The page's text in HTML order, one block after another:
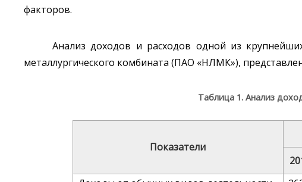
факторов.
Анализ доходов и расходов одной из
металлургического комбината (ПАО «НЛМК»),
Таблица 1. Анализ
Показатели